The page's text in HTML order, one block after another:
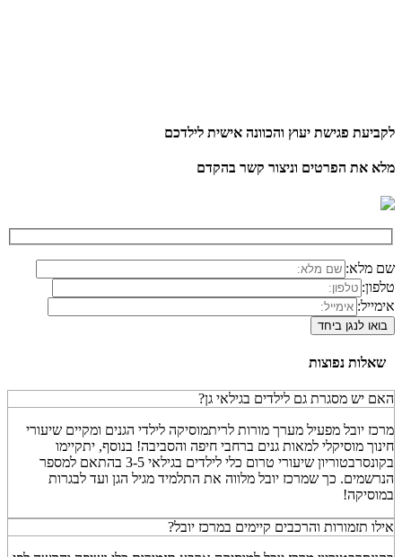
לקביעת פגישת יעוץ והכוונה אישית לילדכם
מלא את הפרטים וניצור קשר בהקדם
שם מלא:
טלפון:
אימייל:
שאלות נפוצות
האם יש מסגרת גם לילדים בגילאי גן?
מרכז יובל מפעיל מערך מורות לריתמוסיקה לילדי הגנים ומקיים שיעורי
חינוך מוסיקלי למאות גנים ברחבי חיפה והסביבה! בנוסף, יתקיימו
בקונסרבטוריון שיעורי טרום כלי לילדים בגילאי 3-5 בהתאם למספר
הנרשמים. כך שמרכז יובל מלווה את התלמיד מגיל הגן ועד לבגרות
במוסיקה!
אילו תזמורות והרכבים קיימים במרכז יובל?